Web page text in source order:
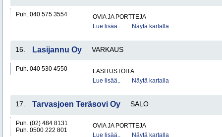
Puh. 040 575 3554
OVIA JA PORTTEJA
Lue lisää..
Näytä kartalla
16. Lasijannu Oy VARKAUS
Puh. 040 530 4550
LASITUSTÖITÄ
Lue lisää..
Näytä kartalla
17. Tarvasjoen Teräsovi Oy SALO
Puh. (02) 484 8131
Puh. 0500 222 801
OVIA JA PORTTEJA
Lue lisää..
Näytä kartalla